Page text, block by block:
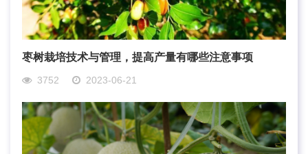
枣树栽培技术与管理，提高产量有哪些注意事项
3752 2023-06-21